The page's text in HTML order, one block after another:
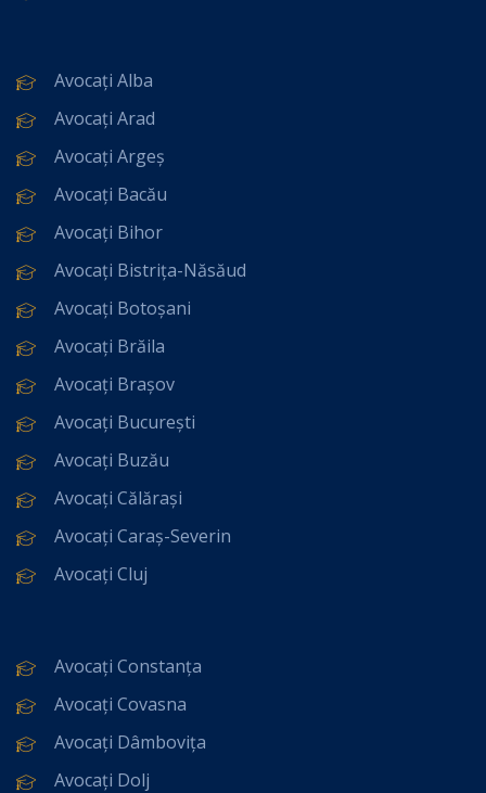
Avocați Alba
Avocați Arad
Avocați Argeș
Avocați Bacău
Avocați Bihor
Avocați Bistrița-Năsăud
Avocați Botoșani
Avocați Brăila
Avocați Brașov
Avocați București
Avocați Buzău
Avocați Călărași
Avocați Caraș-Severin
Avocați Cluj
Avocați Constanța
Avocați Covasna
Avocați Dâmbovița
Avocați Dolj